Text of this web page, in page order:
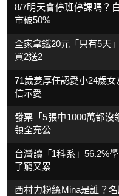
8/7明天會停班停課嗎？
市破50%
全家拿鐵20元「只有5天
買2送2
71歲姜厚任認愛小24歲
信示愛
發票「5張中1000萬都
領全充公
台灣讀「1科系」56.2%
了窮又累
西村力粉絲Mina是誰？